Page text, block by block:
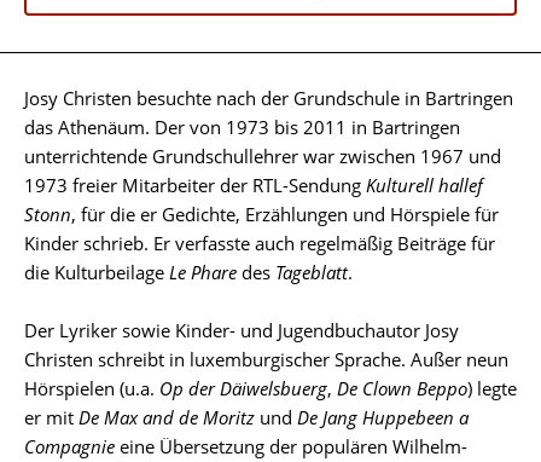
Biographie
Josy Christen besuchte nach der Grundschule in Bartringen
das Athenäum. Der von 1973 bis 2011 in Bartringen
unterrichtende Grundschullehrer war zwischen 1967 und
1973 freier Mitarbeiter der RTL-Sendung Kulturell hallef
Stonn, für die er Gedichte, Erzählungen und Hörspiele für
Kinder schrieb. Er verfasste auch regelmäßig Beiträge für
die Kulturbeilage Le Phare des Tageblatt.
Der Lyriker sowie Kinder- und Jugendbuchautor Josy
Christen schreibt in luxemburgischer Sprache. Außer neun
Hörspielen (u.a. Op der Däiwelsbuerg, De Clown Beppo) legte
er mit De Max and de Moritz und De Jang Huppebeen a
Compagnie eine Übersetzung der populären Wilhelm-